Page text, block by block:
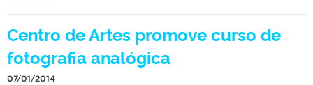
Centro de Artes promove curso de
fotografia analógica
07/01/2014